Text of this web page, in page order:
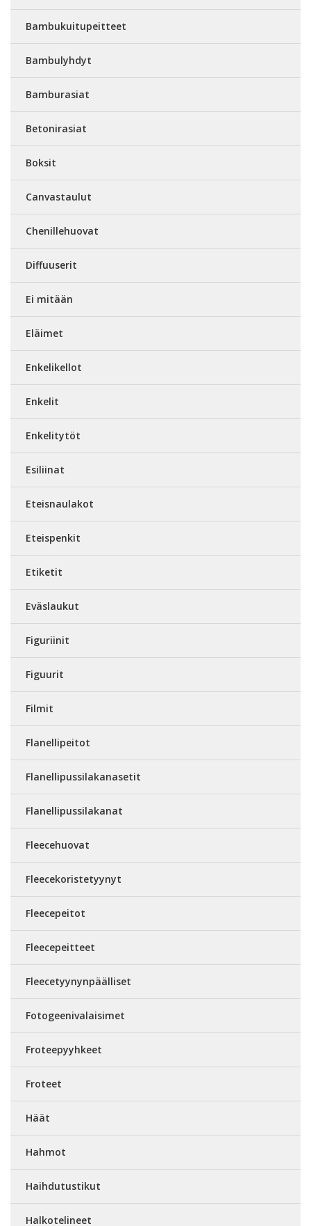
Bambukuitupeitteet
Bambulyhdyt
Bamburasiat
Betonirasiat
Boksit
Canvastaulut
Chenillehuovat
Diffuuserit
Ei mitään
Eläimet
Enkelikellot
Enkelit
Enkelitytöt
Esiliinat
Eteisnaulakot
Eteispenkit
Etiketit
Eväslaukut
Figuriinit
Figuurit
Filmit
Flanellipeitot
Flanellipussilakanasetit
Flanellipussilakanat
Fleecehuovat
Fleecekoristetyynyt
Fleecepeitot
Fleecepeitteet
Fleecetyynynpäälliset
Fotogeenivalaisimet
Froteepyyhkeet
Froteet
Häät
Hahmot
Haihdutustikut
Halkotelineet